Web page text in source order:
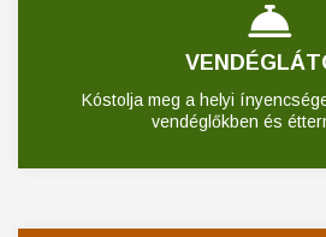
Kóstolja meg a helyi
vendéglőkben és